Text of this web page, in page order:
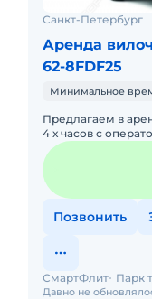
Санкт-Петербург
Аренда
62-8FDF25
Минимальное
Предлагаем в
4 х часов с
1,5 тонны до 6
скидки!
Позвонить
Давно не
СмартФлит Парк